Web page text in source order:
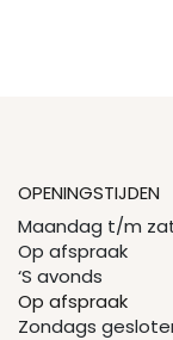
OPENINGSTIJDEN
Maandag t/m
Op afspraak
‘S avonds
Op afspraak
Zondags